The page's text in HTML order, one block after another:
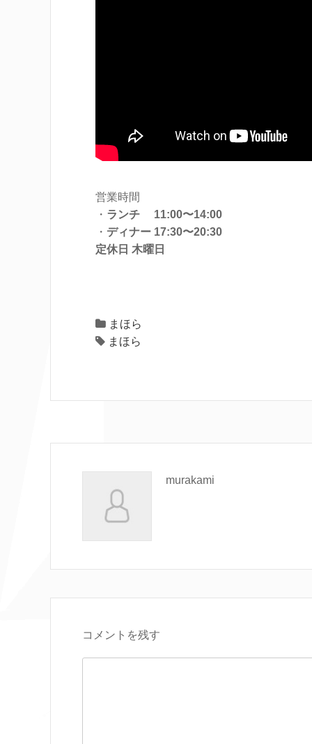
営業時間
・ ランチ 11:00〜14:00
・ ディナー 17:30〜20:30
定休日 木曜日
まほら
まほら
murakami
コメントを残す